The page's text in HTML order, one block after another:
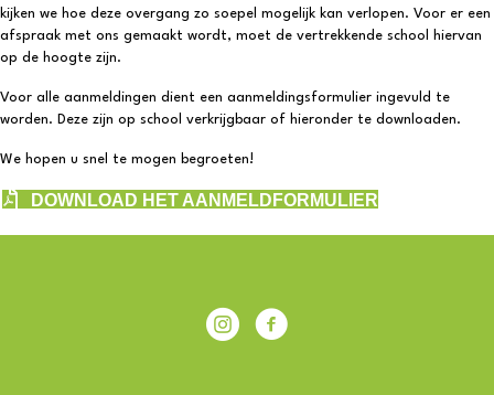
kijken we hoe deze overgang zo soepel mogelijk kan verlopen. Voor er een
afspraak met ons gemaakt wordt, moet de vertrekkende school hiervan
op de hoogte zijn.
Voor alle aanmeldingen dient een aanmeldingsformulier ingevuld te
worden. Deze zijn op school verkrijgbaar of hieronder te downloaden.
We hopen u snel te mogen begroeten!
DOWNLOAD HET AANMELDFORMULIER
IKC AchterbergFacebook IKC Achterberg